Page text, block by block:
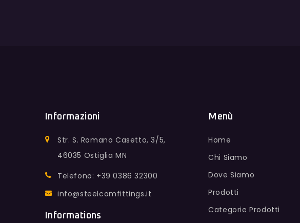
Informazioni
Str. S. Romano Casetto, 3/5,
46035 Ostiglia MN
Telefono: +39 0386 32300
info@steelcomfittings.it
Informations
Menù
Home
Chi Siamo
Dove Siamo
Prodotti
Categorie Prodotti